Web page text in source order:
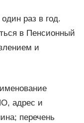
раз в год.
в Пенсионный
и
адрес и
перечень